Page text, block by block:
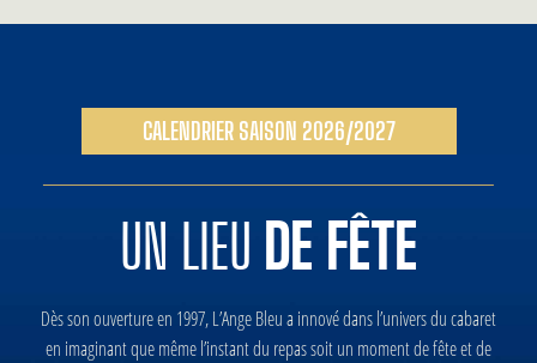
CALENDRIER SAISON 2026/2027
UN LIEU DE FÊTE
Dès son ouverture en 1997, L’Ange Bleu a innové dans l’univers du cabaret
en imaginant que même l’instant du repas soit un moment de fête et de